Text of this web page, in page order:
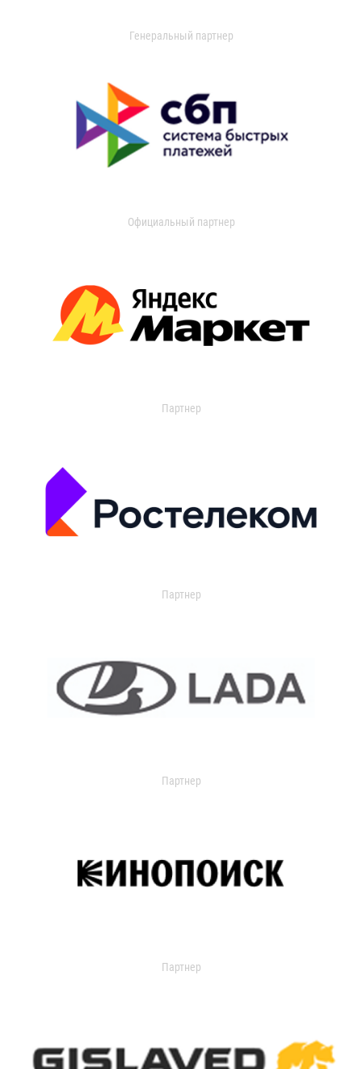
Генеральный партнер
Официальный партнер
Партнер
Партнер
Партнер
Партнер